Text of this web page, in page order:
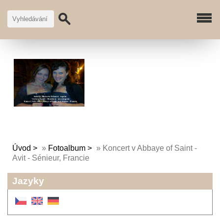
Úvod » Fotoalbum » Koncert v Abbaye of Saint -
Avit - Sénieur, Francie
Jazyky